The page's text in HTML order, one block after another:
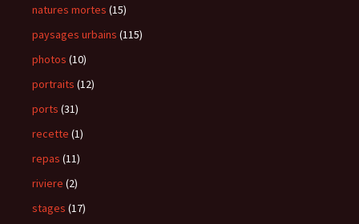
natures mortes (15)
paysages urbains (115)
photos (10)
portraits (12)
ports (31)
recette (1)
repas (11)
riviere (2)
stages (17)